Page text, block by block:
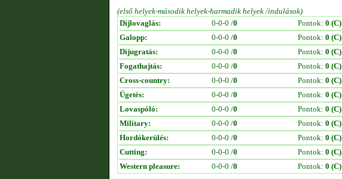
(első helyek-második helyek-harmadik helyek /indulások)
Díjlovaglás:
0-0-0 /0 Pontok: 0 (C)
Galopp:
0-0-0 /0 Pontok: 0 (C)
Díjugratás:
0-0-0 /0 Pontok: 0 (C)
Fogathajtás:
0-0-0 /0 Pontok: 0 (C)
Cross-country:
0-0-0 /0 Pontok: 0 (C)
Ügetés:
0-0-0 /0 Pontok: 0 (C)
Lovaspóló:
0-0-0 /0 Pontok: 0 (C)
Military:
0-0-0 /0 Pontok: 0 (C)
Hordókerülés:
0-0-0 /0 Pontok: 0 (C)
Cutting:
0-0-0 /0 Pontok: 0 (C)
Western pleasure:
0-0-0 /0 Pontok: 0 (C)